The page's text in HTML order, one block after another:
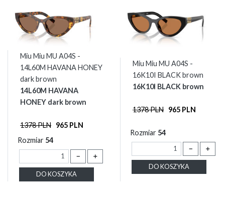
Miu Miu MU A04S -
14L60M HAVANA HONEY
dark brown
14L60M HAVANA
HONEY dark brown
1378 PLN 965 PLN
Rozmiar 54
－ ＋
DO KOSZYKA
Miu Miu MU A04S -
16K10I BLACK brown
16K10I BLACK brown
1378 PLN 965 PLN
Rozmiar 54
－ ＋
DO KOSZYKA